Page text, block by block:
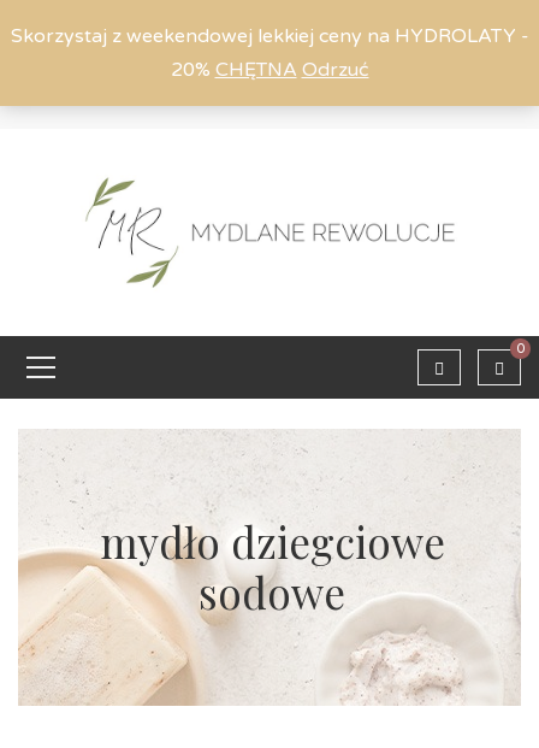
Skorzystaj z weekendowej lekkiej ceny na HYDROLATY -
20% CHĘTNA Odrzuć
0
mydło dziegciowe
sodowe